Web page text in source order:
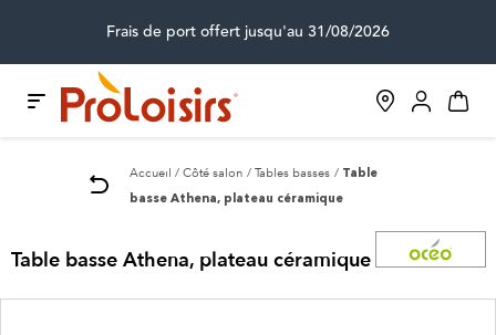
Frais de port offert jusqu'au 31/08/2026
Accueil Côté salon Tables basses Table
basse Athena, plateau céramique
Table basse Athena, plateau céramique